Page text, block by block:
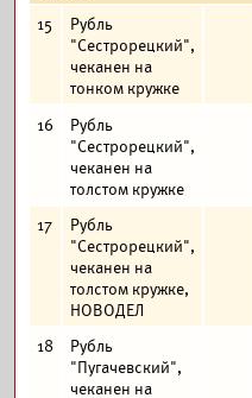
15
Рубль
"Сестрорецкий",
чеканен на
тонком кружке
16
Рубль
"Сестрорецкий",
чеканен на
толстом кружке
17
Рубль
"Сестрорецкий",
чеканен на
толстом кружке,
НОВОДЕЛ
18
Рубль
"Пугачевский",
чеканен на